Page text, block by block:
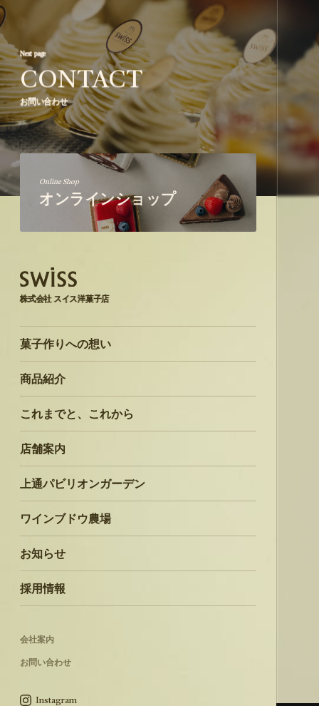
Next page
CONTACT
お問い合わせ
Online Shop
オンラインショップ
株式会社 スイス洋菓子店
菓子作りへの想い
商品紹介
これまでと、これから
店舗案内
上通パビリオンガーデン
ワインブドウ農場
お知らせ
採用情報
会社案内
お問い合わせ
Instagram